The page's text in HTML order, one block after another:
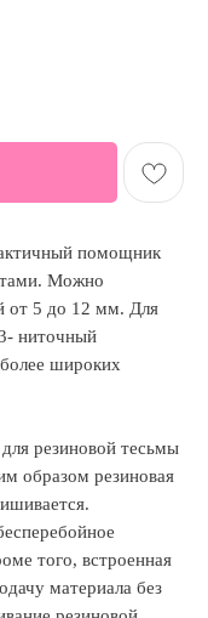
помощник
Можно
от 5 до 12 мм. Для
ниточный
широких
резиновой тесьмы
образом резиновая
того, встроенная
материала без